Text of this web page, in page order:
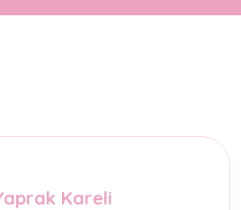
Kareli